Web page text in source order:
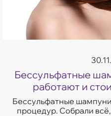
Бессульфатные
работают и
Бессульфатные
процедур. Собрали